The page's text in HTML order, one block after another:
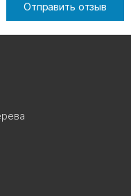
Отправить отзыв